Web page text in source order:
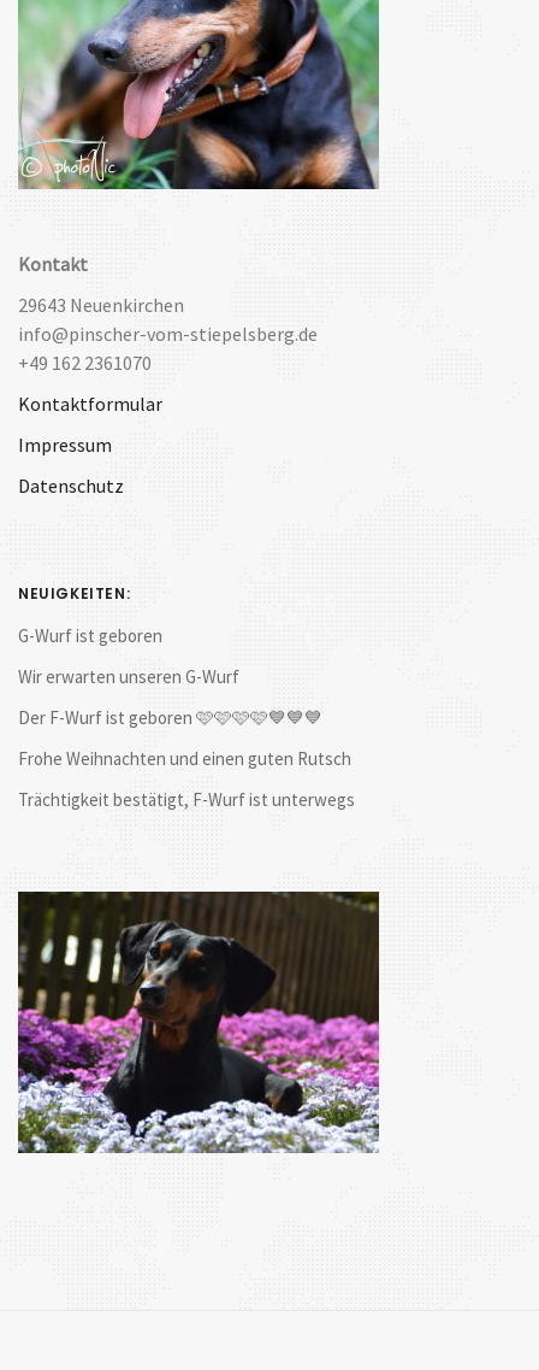
Kontakt
29643 Neuenkirchen
info@pinscher-vom-stiepelsberg.de
+49 162 2361070
Kontaktformular
Impressum
Datenschutz
NEUIGKEITEN:
G-Wurf ist geboren
Wir erwarten unseren G-Wurf
Der F-Wurf ist geboren 🩷🩷🩷🩷💙💙💙
Frohe Weihnachten und einen guten Rutsch
Trächtigkeit bestätigt, F-Wurf ist unterwegs